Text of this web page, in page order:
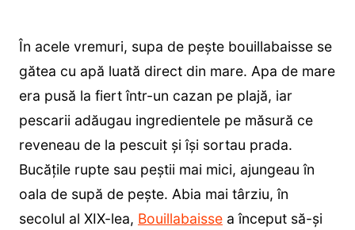
În acele vremuri, supa de pește bouillabaisse se
gătea cu apă luată direct din mare. Apa de mare
era pusă la fiert într-un cazan pe plajă, iar
pescarii adăugau ingredientele pe măsură ce
reveneau de la pescuit și își sortau prada.
Bucățile rupte sau peștii mai mici, ajungeau în
oala de supă de pește. Abia mai târziu, în
secolul al XIX-lea, Bouillabaissea început să-și